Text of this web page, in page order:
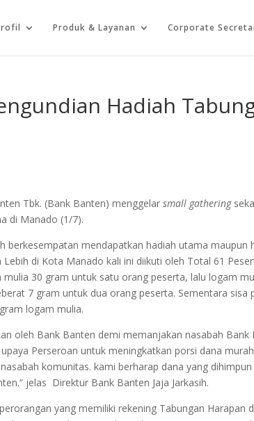
Produk & Layanan Corporate
Hadiah
Tbk. (Bank Banten) menggelarsmall gathering
di Manado (1/7).
berkesempatan mendapatkan hadiah utama maupun
di Kota Manado kali ini diikuti oleh Total 61
30 gram untuk satu orang peserta, lalu logam
7 gram untuk dua orang peserta. Sementara sisa
logam mulia.
oleh Bank Banten demi memanjakan nasabah Bank
Perseroan untuk meningkatkan porsi dana
komunitas. kami berharap dana yang
jelas Direktur Bank Banten Jaja Jarkasih.
yang memiliki rekening Tabungan Harapan